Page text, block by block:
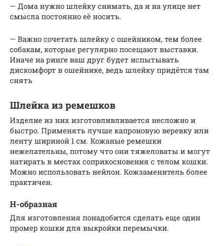
— Дома нужно шлейку снимать, да и на улице нет
смысла постоянно её носить.
— Важно сочетать шлейку с ошейником, тем более
собакам, которые регулярно посещают выставки.
Иначе на ринге ваш друг будет испытывать
дискомфорт в ошейнике, ведь шлейку придётся там
снять
Шлейка из ремешков
Изделие из них изготовливливается несложно и
быстро. Применять лучше капроновую веревку или
ленту шириной 1 см. Кожаные ремешки
нежелательны, потому что они тяжеловаты и могут
натирать в местах соприкосновения с телом кошки.
Можно использовать нейлон. Кожзаменитель более
практичен.
Н-образная
Для изготовления понадобится сделать еще один
промер кошки для выкройки перемычки.